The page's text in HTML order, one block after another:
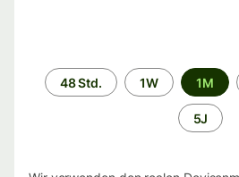
Zeitraum
48 Std. 1W 1M
5J